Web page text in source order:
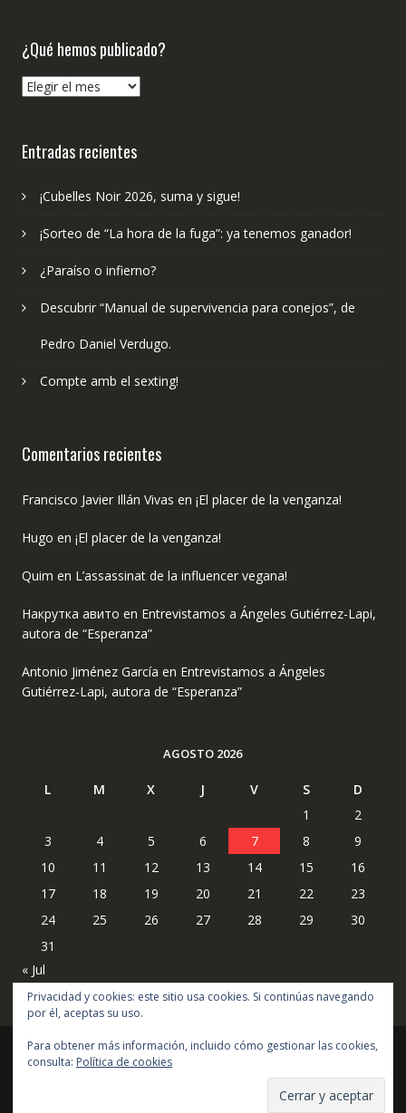
¿Qué hemos publicado?
¿Qué
Entradas recientes
¡Cubelles Noir 2026, suma y sigue!
¡Sorteo de “La hora de la fuga”: ya tenemos ganador!
¿Paraíso o infierno?
Descubrir “Manual de supervivencia para conejos”, de
Pedro Daniel Verdugo.
Compte amb el sexting!
Comentarios recientes
Francisco Javier Illán Vivas en ¡El placer de la venganza!
Hugo en ¡El placer de la venganza!
Quim en L’assassinat de la influencer vegana!
Накрутка авито en Entrevistamos a Ángeles Gutiérrez-Lapi,
autora de “Esperanza”
Antonio Jiménez García en Entrevistamos a Ángeles
Gutiérrez-Lapi, autora de “Esperanza”
AGOSTO 2026
L M X J V S
D
1
2
3
4 5 6 7 8
9
10
11 12 13 14 15
16
17
18 19 20 21 22
23
24
25 26 27 28 29
30
31
« Jul
Copyright © todos los derechos reservados
Acme Themes
Privacidad y cookies: este sitio usa cookies. Si continúas navegando
por él, aceptas su uso.
Para obtener más información, incluido cómo gestionar las cookies,
consulta: Política de cookies